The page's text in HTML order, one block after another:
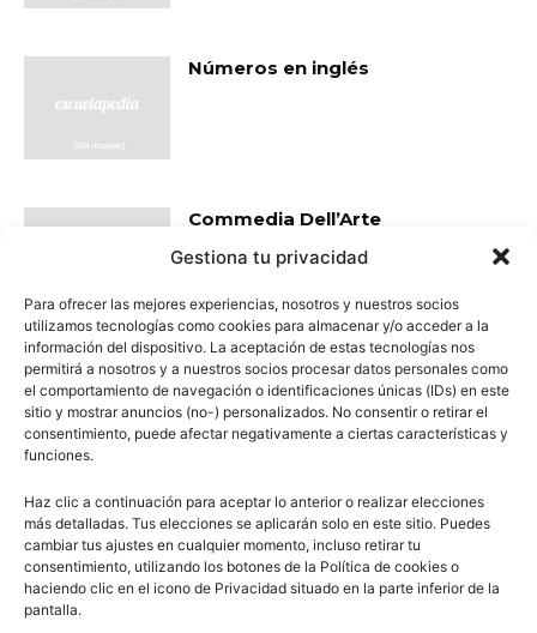
Gestiona tu privacidad
Para ofrecer las mejores experiencias, nosotros y nuestros socios
utilizamos tecnologías como cookies para almacenar y/o acceder a la
información del dispositivo. La aceptación de estas tecnologías nos
permitirá a nosotros y a nuestros socios procesar datos personales como
el comportamiento de navegación o identificaciones únicas (IDs) en este
sitio y mostrar anuncios (no-) personalizados. No consentir o retirar el
consentimiento, puede afectar negativamente a ciertas características y
funciones.
Haz clic a continuación para aceptar lo anterior o realizar elecciones
más detalladas. Tus elecciones se aplicarán solo en este sitio. Puedes
cambiar tus ajustes en cualquier momento, incluso retirar tu
consentimiento, utilizando los botones de la Política de cookies o
haciendo clic en el icono de Privacidad situado en la parte inferior de la
pantalla.
Números en inglés
Commedia Dell’Arte
- Publicidad -